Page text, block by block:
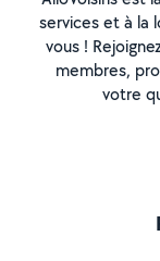
services et à la
vous !
membres,
votre